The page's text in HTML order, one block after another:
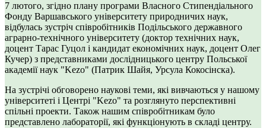
7 лютого, згідно плану програми Власного Стипендіального
Фонду Варшавського університету природничих наук,
відбулась зустріч співробітників Подільського державного
аграрно-технічного університету (доктор технічних наук,
доцент Тарас Гуцол і кандидат економічних наук, доцент Олег
Кучер) з представниками дослідницького центру Польської
академії наук "Kezo" (Патрик Шайя, Урсула Кокосінска).
На зустрічі обговорено наукові теми, які вивчаються у нашому
університеті і Центрі "Kezo" та розглянуто перспективні
спільні проекти. Також нашим співробітникам було
представлено лабораторії, які функціонують в складі центру.